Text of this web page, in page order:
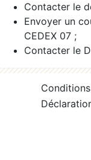
Contacter le
Envoyer un
CEDEX 07 ;
Contacter le